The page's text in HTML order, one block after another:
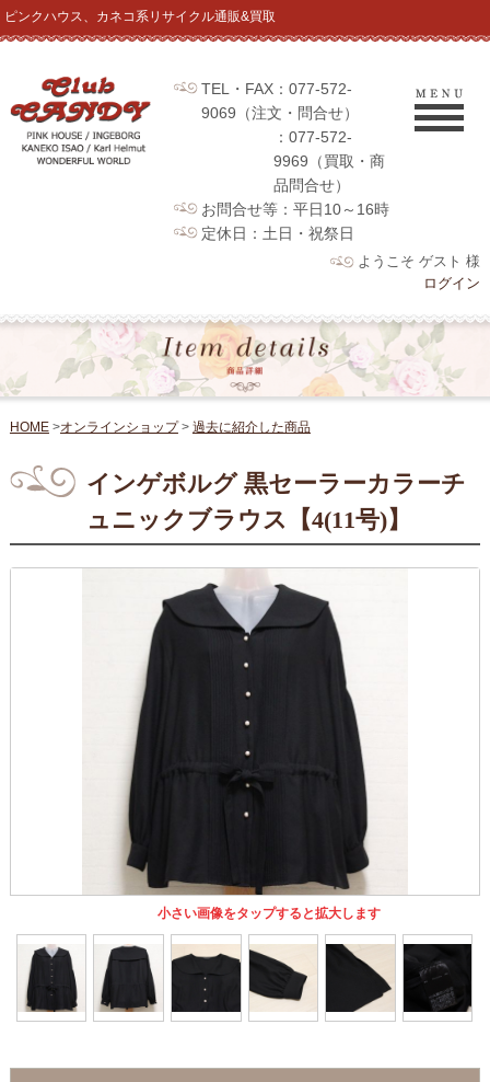
ピンクハウス、カネコ系リサイクル通販&買取
TEL・FAX：077-572-
9069（注文・問合せ）
：077-572-
9969（買取・商
品問合せ）
お問合せ等：平日10～16時
定休日：土日・祝祭日
ようこそ ゲスト 様
ログイン
HOME>オンラインショップ> 過去に紹介した商品
インゲボルグ 黒セーラーカラーチ
ュニックブラウス【4(11号)】
小さい画像をタップすると拡大します